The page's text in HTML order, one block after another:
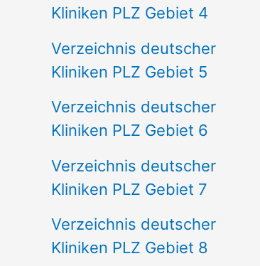
Kliniken PLZ Gebiet 4
Verzeichnis deutscher
Kliniken PLZ Gebiet 5
Verzeichnis deutscher
Kliniken PLZ Gebiet 6
Verzeichnis deutscher
Kliniken PLZ Gebiet 7
Verzeichnis deutscher
Kliniken PLZ Gebiet 8